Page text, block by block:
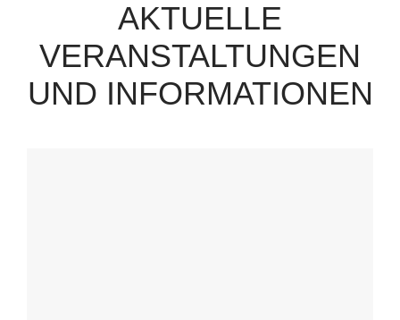
AKTUELLE
VERANSTALTUNGEN
UND INFORMATIONEN